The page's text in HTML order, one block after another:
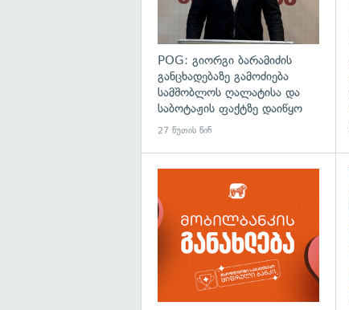
POG: გიორგი ბარამიძის
განცხადებაზე გამოძიება
სამშობლოს ღალატისა და
საბოტაჟის ფაქტზე დაიწყო
27 წუთის წინ